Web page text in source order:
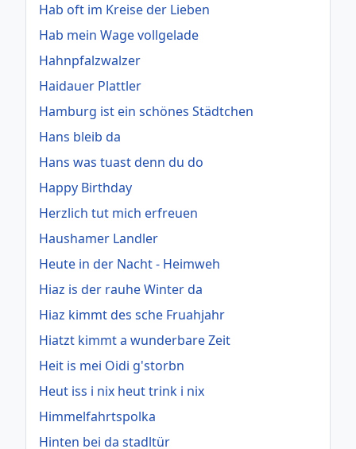
Hab oft im Kreise der Lieben
Hab mein Wage vollgelade
Hahnpfalzwalzer
Haidauer Plattler
Hamburg ist ein schönes Städtchen
Hans bleib da
Hans was tuast denn du do
Happy Birthday
Herzlich tut mich erfreuen
Haushamer Landler
Heute in der Nacht - Heimweh
Hiaz is der rauhe Winter da
Hiaz kimmt des sche Fruahjahr
Hiatzt kimmt a wunderbare Zeit
Heit is mei Oidi g'storbn
Heut iss i nix heut trink i nix
Himmelfahrtspolka
Hinten bei da stadltür